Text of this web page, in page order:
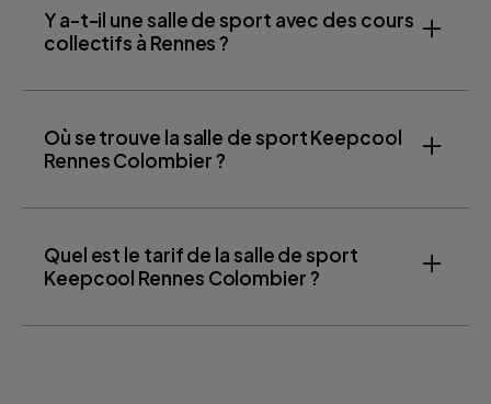
Y a-t-il une salle de sport avec des cours
collectifs à Rennes ?
Où se trouve la salle de sport Keepcool
Rennes Colombier ?
Quel est le tarif de la salle de sport
Keepcool Rennes Colombier ?